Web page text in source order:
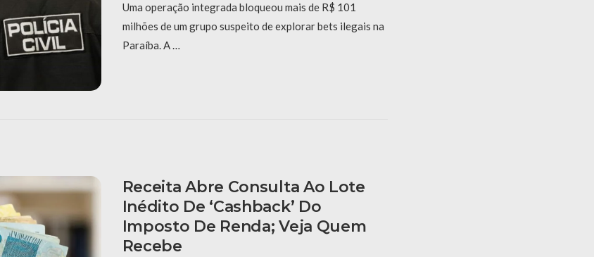
Uma operação integrada bloqueou mais de R$ 101
milhões de um grupo suspeito de explorar bets ilegais na
Paraíba. A …
Receita Abre Consulta Ao Lote
Inédito De ‘cashback’ Do
Imposto De Renda; Veja Quem
Recebe